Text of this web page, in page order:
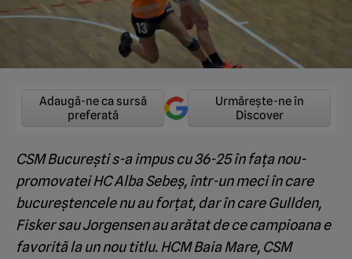
Adaugă-ne ca sursă
preferată
Urmărește-ne în
Discover
CSM București s-a impus cu 36-25 în fața nou-
promovatei HC Alba Sebeș, într-un meci în care
bucureștencele nu au forțat, dar în care Gullden,
Fisker sau Jorgensen au arătat de ce campioana e
favorită la un nou titlu. HCM Baia Mare, CSM